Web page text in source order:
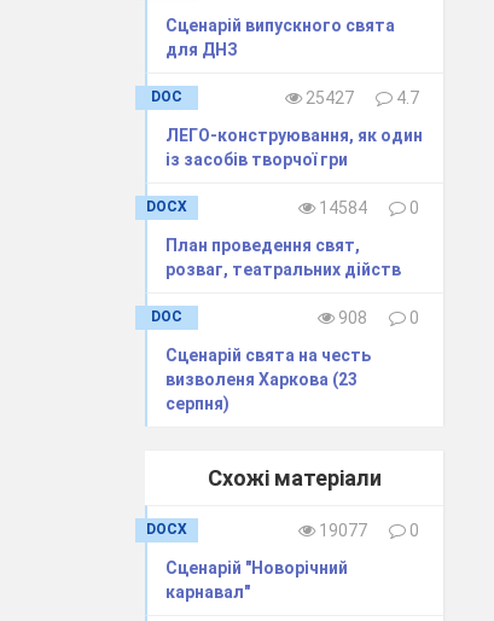
Сценарій випускного свята
для ДНЗ
DOC 25427
4.7
ЛЕГО-конструювання, як один
із засобів творчої гри
DOCX 14584
0
План проведення свят,
розваг, театральних дійств
DOC 908
0
Сценарій свята на честь
визволеня Харкова (23
серпня)
Схожі матеріали
DOCX 19077
0
Сценарій "Новорічний
карнавал"